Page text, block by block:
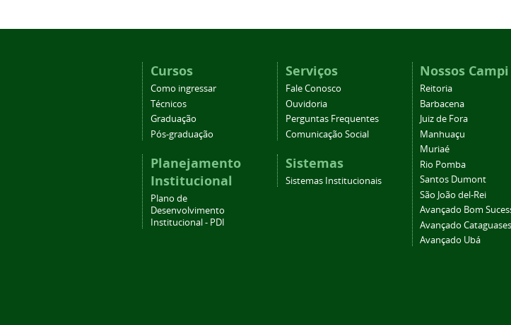
Cursos
Como ingressar
Técnicos
Graduação
Pós-graduação
Planejamento
Institucional
Plano de
Desenvolvimento
Institucional - PDI
Serviços
Fale Conosco
Ouvidoria
Perguntas Frequentes
Comunicação Social
Sistemas
Sistemas Institucionais
Nossos Campi
Reitoria
Barbacena
Juiz de Fora
Manhuaçu
Muriaé
Rio Pomba
Santos Dumont
São João del-Rei
Avançado Bom
Avançado Cataguases
Avançado Ubá